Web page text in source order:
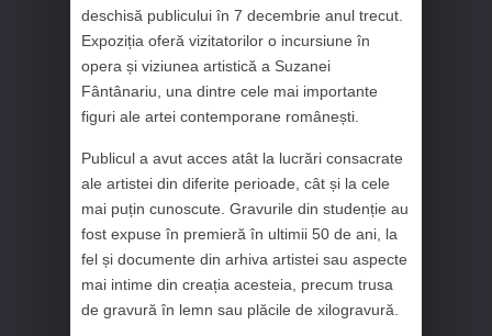
deschisă publicului în 7 decembrie anul trecut.
Expoziția oferă vizitatorilor o incursiune în
opera și viziunea artistică a Suzanei
Fântânariu, una dintre cele mai importante
figuri ale artei contemporane românești.
Publicul a avut acces atât la lucrări consacrate
ale artistei din diferite perioade, cât și la cele
mai puțin cunoscute. Gravurile din studenție au
fost expuse în premieră în ultimii 50 de ani, la
fel și documente din arhiva artistei sau aspecte
mai intime din creația acesteia, precum trusa
de gravură în lemn sau plăcile de xilogravură.